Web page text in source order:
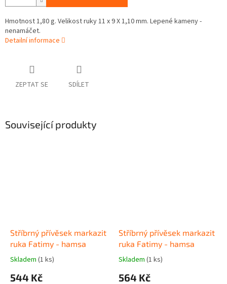
Hmotnost 1,80 g. Velikost ruky 11 x 9 X 1,10 mm. Lepené kameny -
nenamáčet.
Detailní informace
ZEPTAT SE SDÍLET
Související produkty
Stříbrný přívěsek markazit
ruka Fatimy - hamsa
Skladem (1 ks)
544 Kč
Stříbrný přívěsek markazit
ruka Fatimy - hamsa
Skladem (1 ks)
564 Kč